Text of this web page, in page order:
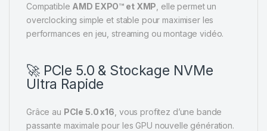
Compatible AMD EXPO™ et XMP , elle permet un
overclocking simple et stable pour maximiser les
performances en jeu, streaming ou montage vidéo.
🚀 PCIe 5.0 & Stockage NVMe
Ultra Rapide
Grâce au PCIe 5.0 x16 , vous profitez d’une bande
passante maximale pour les GPU nouvelle génération.